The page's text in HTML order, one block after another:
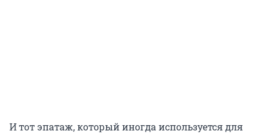
И тот эпатаж, который иногда используется для